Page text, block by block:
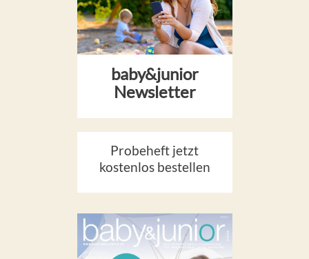
baby&junior
Newsletter
Probeheft jetzt
kostenlos bestellen